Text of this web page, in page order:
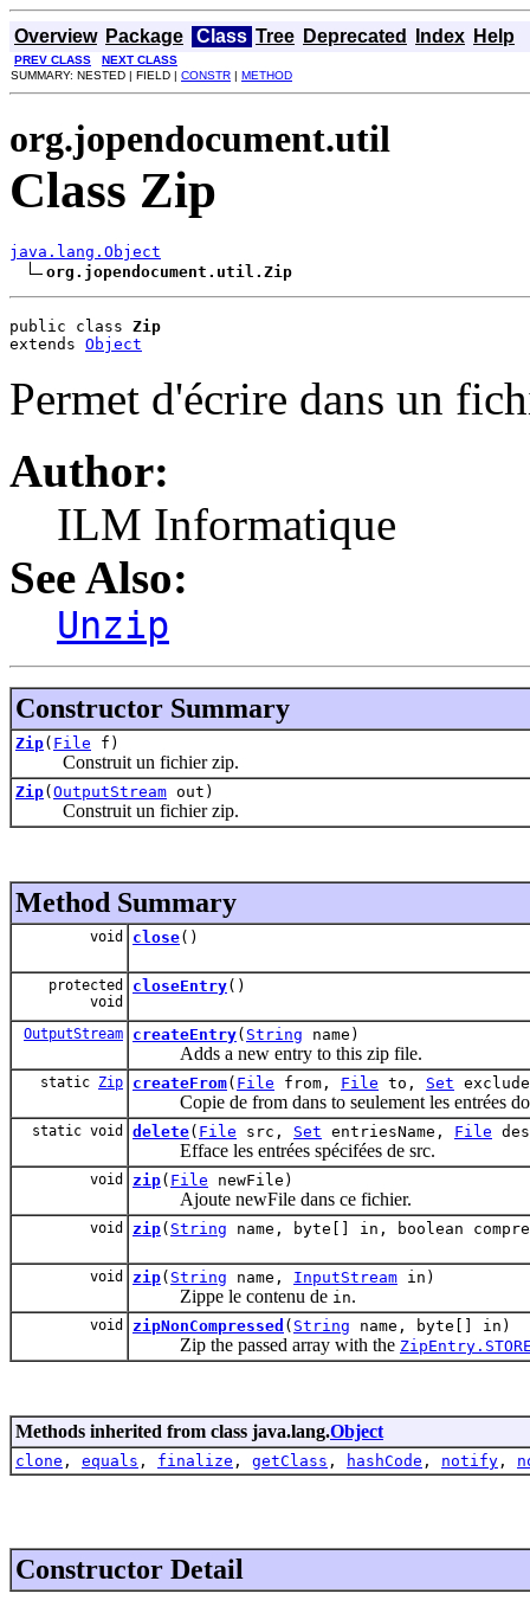
Overview Package Class Tree Deprecated Index Help
PREV CLASS
NEXT CLASS
SUMMARY: NESTED | FIELD | CONSTR | METHOD
org.jopendocument.util
Class Zip
java.lang.Object
org.jopendocument.util.Zip
public class Zip
extends Object
Permet d'écrire dans un
Author:
ILM Informatique
See Also:
Unzip
Constructor Summary
Zip( File f)
Construit un fichier zip.
Zip( OutputStream out)
Construit un fichier zip.
Method Summary
void close()
protected
void
closeEntry()
OutputStream createEntry( String name)
Adds a new entry to this zip file.
static Zip createFrom( File from, File to, Set
Copie de from dans to seulement les entrées
static void delete( File src, Set entriesName, File
Efface les entrées spécifées de src.
void zip( File newFile)
Ajoute newFile dans ce fichier.
void zip( String name, byte[] in, boolean
void zip( String name, InputStream in)
Zippe le contenu de in.
void zipNonCompressed ( String name, byte[] in)
Zip the passed array with the
Methods inherited from class java.lang.Object
clone , equals , finalize , getClass , hashCode , notify ,
Constructor Detail